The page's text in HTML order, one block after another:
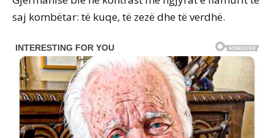
saj kombëtar: të kuqe, të zezë dhe të verdhë.